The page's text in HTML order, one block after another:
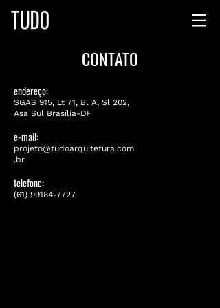
CONTATO
endereço:
SGAS 915, Lt 71, Bl A, Sl 202,
Asa Sul Brasília-DF
e-mail:
projeto@tudoarquitetura.com
.br
telefone:
(61) 99184-7727